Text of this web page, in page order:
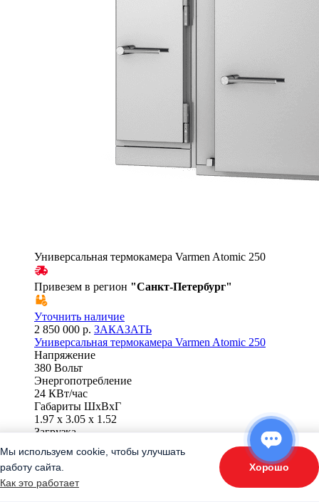
Универсальная термокамера Varmen Atomic 250
Привезем в регион "Санкт-Петербург"
Уточнить наличие
2 850 000 р. ЗАКАЗАТЬ
Универсальная термокамера Varmen Atomic 250
Напряжение
380 Вольт
Энергопотребление
24 КВт/час
Габариты ШхВхГ
1.97 x 3.05 x 1.52
Загрузка
Режим
Горячее, Варка, Сушка
Время цикла
Мы используем cookie, чтобы улучшать
работу сайта.
Как это работает
Хорошо
«Подберите оборудование»